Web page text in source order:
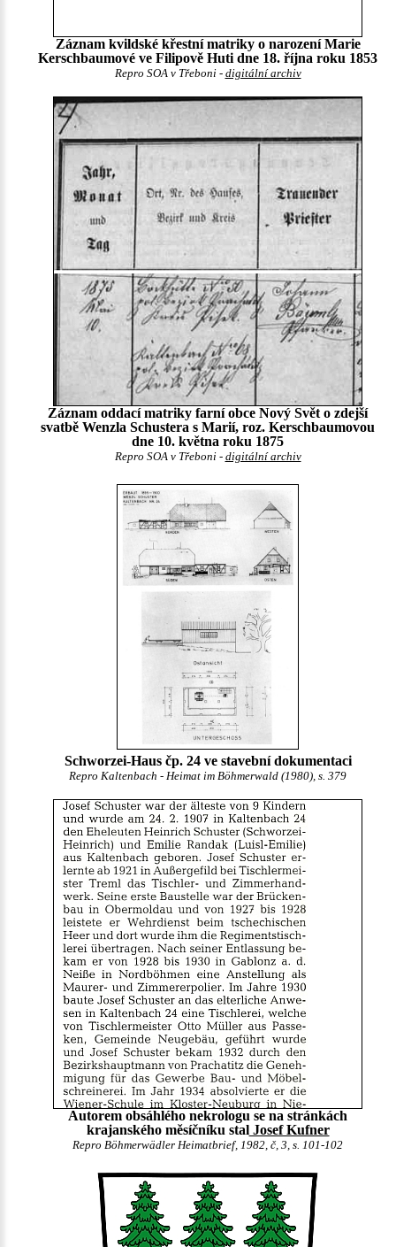
Záznam kvildské křestní matriky o narození Marie
Kerschbaumové ve Filipově Huti dne 18. října roku 1853
Repro SOA v Třeboni - digitální archiv
Záznam oddací matriky farní obce Nový Svět o zdejší
svatbě Wenzla Schustera s Marií, roz. Kerschbaumovou
dne 10. května roku 1875
Repro SOA v Třeboni - digitální archiv
Schworzei-Haus čp. 24 ve stavební dokumentaci
Repro Kaltenbach - Heimat im Böhmerwald (1980), s. 379
Autorem obsáhlého nekrologu se na stránkách
krajanského měsíčníku stalJosef Kufner
Repro Böhmerwädler Heimatbrief, 1982, č, 3, s. 101-102